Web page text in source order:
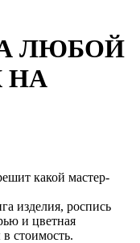
ЛЮБОЙ
НА
какой мастер-
изделия, роспись
и цветная
стоимость.